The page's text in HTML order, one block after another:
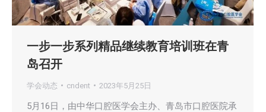
一步一步系列精品继续教育培训班在青
岛召开
学会动态 cndent 2023年5月25日
5月16日，由中华口腔医学会主办、青岛市口腔医院承